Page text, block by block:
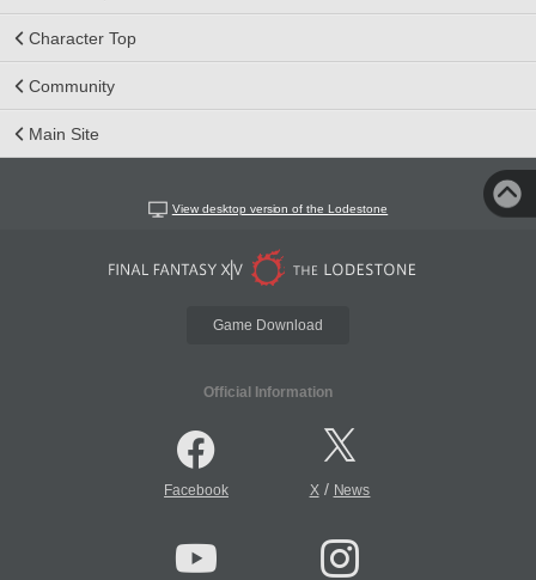
Character Top
Community
Main Site
View desktop version of the Lodestone
Game Download
Official Information
Facebook X/ News